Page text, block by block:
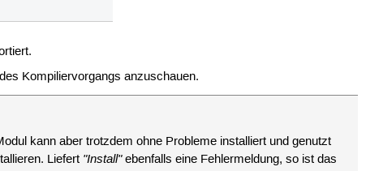
Kompiliervorgangs anzuschauen.
kann aber trotzdem ohne Probleme installiert und genutzt
Liefert "Install"ebenfalls eine Fehlermeldung, so ist das